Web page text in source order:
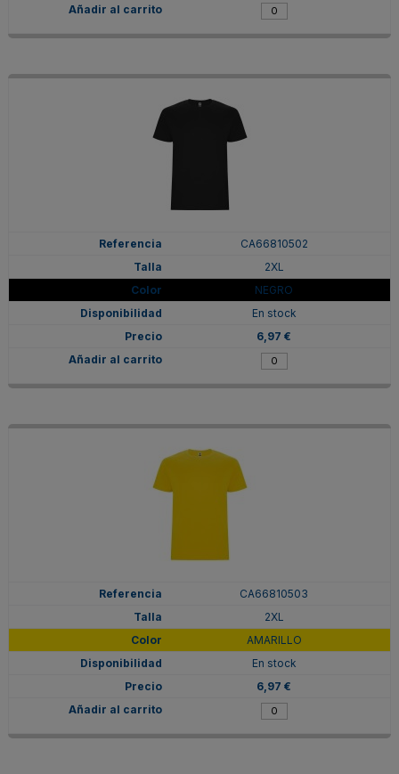
CA66810502
2XL
NEGRO
En stock
6,97 €
CA66810503
2XL
AMARILLO
En stock
6,97 €